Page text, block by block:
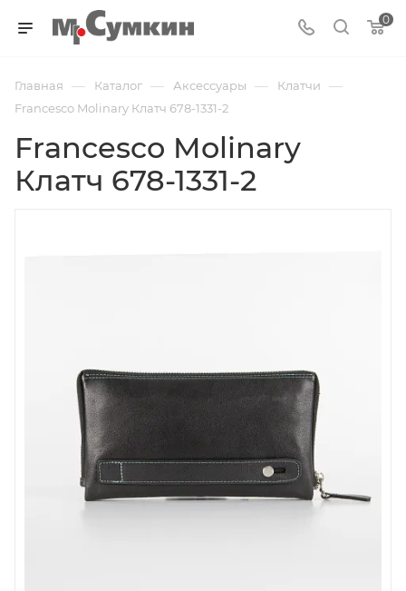
0
Главная — Каталог — Аксессуары — Клатчи —
Francesco Molinary Клатч 678-1331-2
Francesco Molinary
Клатч 678-1331-2